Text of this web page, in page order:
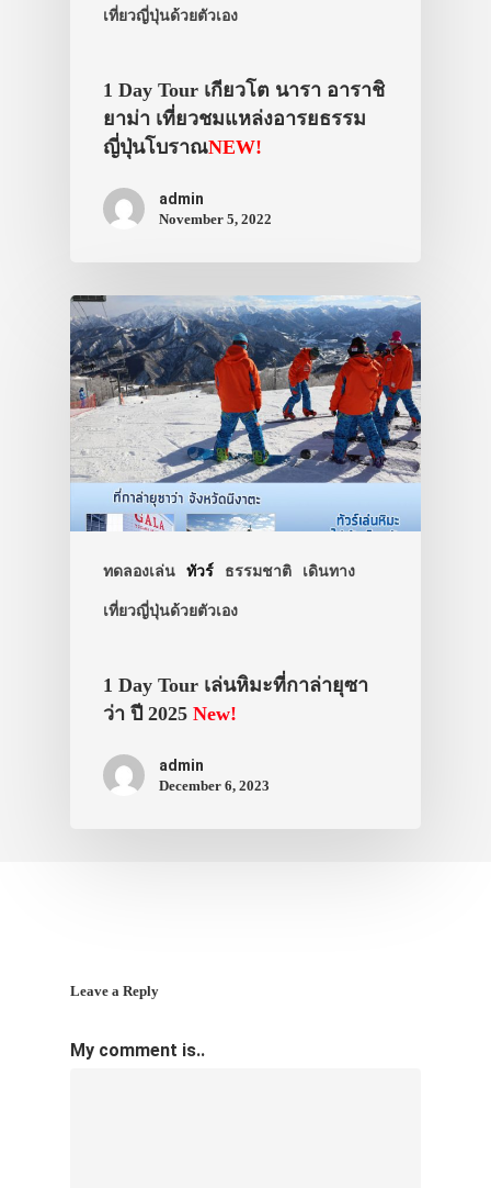
เที่ยวญี่ปุ่นด้วยตัวเอง
1 Day Tour เกียวโต นารา อาราชิ
ยาม่า เที่ยวชมแหล่งอารยธรรม
ญี่ปุ่นโบราณNEW!
admin
November 5, 2022
ทดลองเล่น ทัวร์ ธรรมชาติ เดินทาง
เที่ยวญี่ปุ่นด้วยตัวเอง
1 Day Tour เล่นหิมะที่กาล่ายุซา
ว่า ปี 2025 New!
admin
December 6, 2023
Leave a Reply
My comment is..
เที่ยวญี่ปุ่นด้ว
เอง
รถบัส
เดินทาง
ทัวร์
ที่พัก
สาระน่ารู้
VIDEO